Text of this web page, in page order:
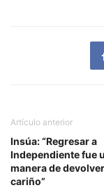
Artículo anterior
Insúa: “Regresar a
Independiente fue
manera de
cariño”